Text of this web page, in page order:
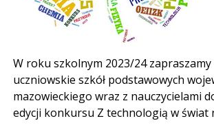
W roku szkolnym 2023/24 zapraszamy
uczniowskie szkół podstawowych
mazowieckiego wraz z nauczycielami
edycji konkursu Z technologią w świat